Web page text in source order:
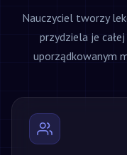
Nauczyciel tworzy
przydziela je
uporządkowanym